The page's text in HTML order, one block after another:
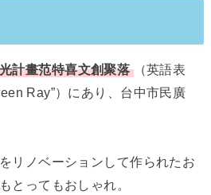
計畫范特喜文創聚落（英語表
Ray”）にあり、台中市民廣
リノベーションして作られたお
とってもおしゃれ。